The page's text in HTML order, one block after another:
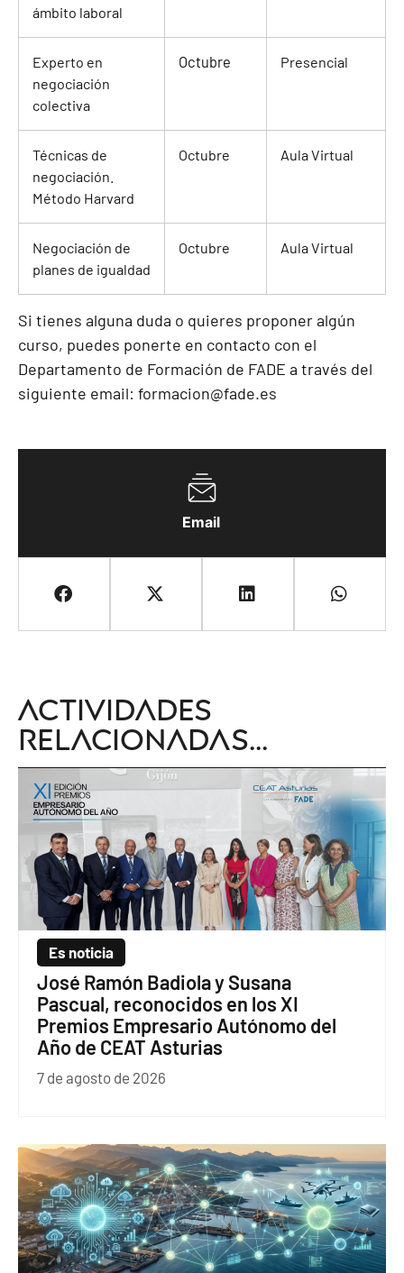
Email
ámbito laboral
Experto en
negociación
colectiva
Octubre Presencial
Técnicas de
negociación.
Método Harvard
Octubre Aula Virtual
Negociación de
planes de igualdad
Octubre Aula Virtual
Si tienes alguna duda o quieres proponer algún
curso, puedes ponerte en contacto con el
Departamento de Formación de FADE a través del
siguiente email: formacion@fade.es
Actividades
relacionadas...
Es noticia
José Ramón Badiola y Susana
Pascual, reconocidos en los XI
Premios Empresario Autónomo del
Año de CEAT Asturias
7 de agosto de 2026